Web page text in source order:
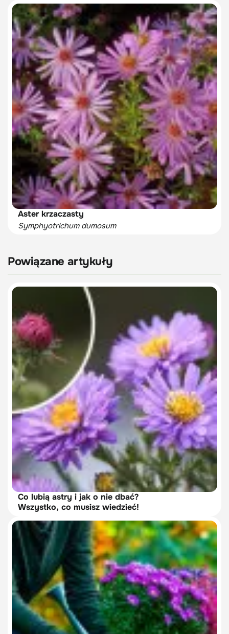
Aster krzaczasty
Symphyotrichum dumosum
Powiązane artykuły
Co lubią astry i jak o nie dbać?
Wszystko, co musisz wiedzieć!